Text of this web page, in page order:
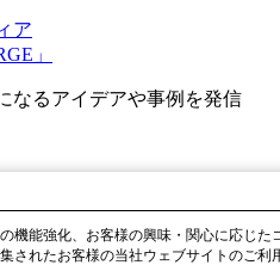
ア
」
なるアイデアや事例を発信
機能強化、お客様の興味・関心に応じ
されたお客様の当社ウェブサイトのご